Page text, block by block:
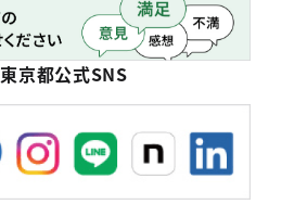
東京都公式SNS